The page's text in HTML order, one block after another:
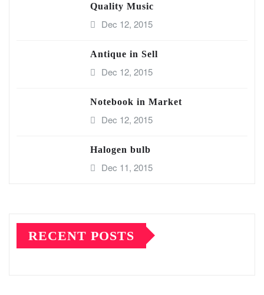
Quality Music
Dec 12, 2015
Antique in Sell
Dec 12, 2015
Notebook in Market
Dec 12, 2015
Halogen bulb
Dec 11, 2015
RECENT POSTS